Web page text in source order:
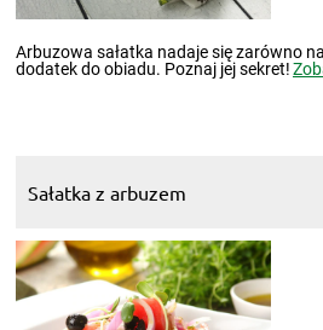
Arbuzowa sałatka nadaje się zarówno
dodatek do obiadu. Poznaj jej sekret!
Sałatka z arbuzem